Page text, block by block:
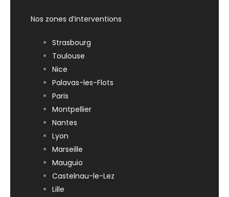
Nos zones d’interventions
Strasbourg
Toulouse
Nice
Palavas-les-Flots
Paris
Montpellier
Nantes
Lyon
Marseille
Mauguio
Castelnau-le-Lez
Lille